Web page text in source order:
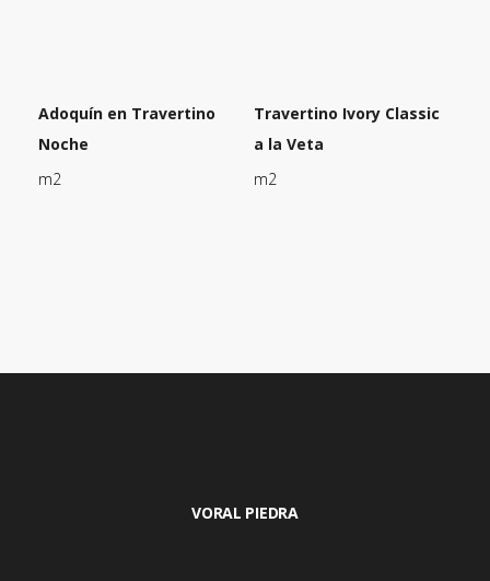
Adoquín en Travertino
Noche
m2
Travertino Ivory Classic
a la Veta
m2
VORAL PIEDRA